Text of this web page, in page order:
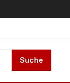
Suche